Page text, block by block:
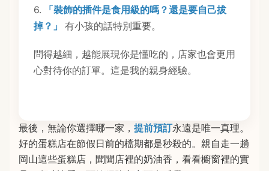
6.
「裝飾的插件是食用級的嗎？還是要自己拔
掉？」
有小孩的話特別重要。
問得越細，越能展現你是懂吃的，店家也會更用
心對待你的訂單。這是我的親身經驗。
最後，無論你選擇哪一家， 提前預訂永遠是唯一真理。
好的蛋糕店在節假日前的檔期都是秒殺的。親自走一趟
岡山這些蛋糕店，聞聞店裡的奶油香，看看櫥窗裡的實